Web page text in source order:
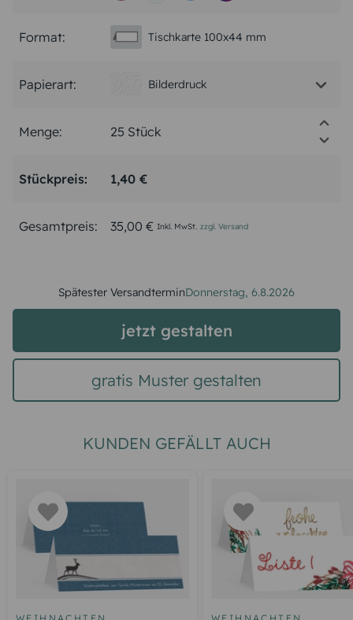
Format: Tischkarte 100x44 mm
Papierart: Bilderdruck
Menge:
Stückpreis: 1,40 €
Gesamtpreis: 35,00 € Inkl. MwSt. zzgl. Versand
Spätester VersandterminDonnerstag, 6.8.2026
jetzt gestalten
gratis Muster gestalten
KUNDEN GEFÄLLT AUCH